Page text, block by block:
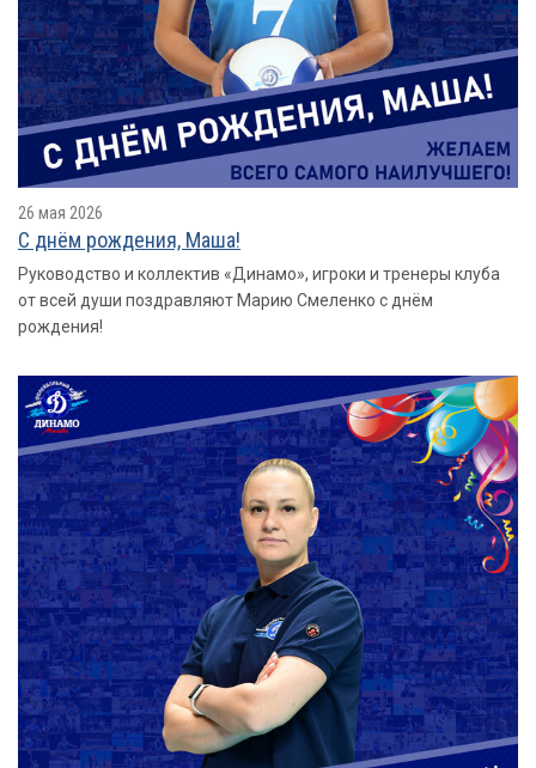
26 мая 2026
С днём рождения, Маша!
Руководство и коллектив «Динамо», игроки и тренеры клуба
от всей души поздравляют Марию Смеленко с днём
рождения!